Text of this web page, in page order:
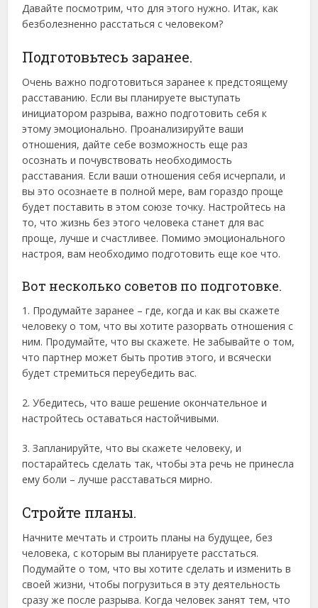
Давайте посмотрим, что для этого нужно. Итак, как
безболезненно расстаться с человеком?
Подготовьтесь заранее.
Очень важно подготовиться заранее к предстоящему
расставанию. Если вы планируете выступать
инициатором разрыва, важно подготовить себя к
этому эмоционально. Проанализируйте ваши
отношения, дайте себе возможность еще раз
осознать и почувствовать необходимость
расставания. Если ваши отношения себя исчерпали, и
вы это осознаете в полной мере, вам гораздо проще
будет поставить в этом союзе точку. Настройтесь на
то, что жизнь без этого человека станет для вас
проще, лучше и счастливее. Помимо эмоционального
настроя, вам необходимо подготовить еще кое что.
Вот несколько советов по подготовке.
1. Продумайте заранее – где, когда и как вы скажете
человеку о том, что вы хотите разорвать отношения с
ним. Продумайте, что вы скажете. Не забывайте о том,
что партнер может быть против этого, и всячески
будет стремиться переубедить вас.
2. Убедитесь, что ваше решение окончательное и
настройтесь оставаться настойчивыми.
3. Запланируйте, что вы скажете человеку, и
постарайтесь сделать так, чтобы эта речь не принесла
ему боли – лучше расставаться мирно.
Стройте планы.
Начните мечтать и строить планы на будущее, без
человека, с которым вы планируете расстаться.
Подумайте о том, что вы хотите сделать и изменить в
своей жизни, чтобы погрузиться в эту деятельность
сразу же после разрыва. Когда человек занят тем, что